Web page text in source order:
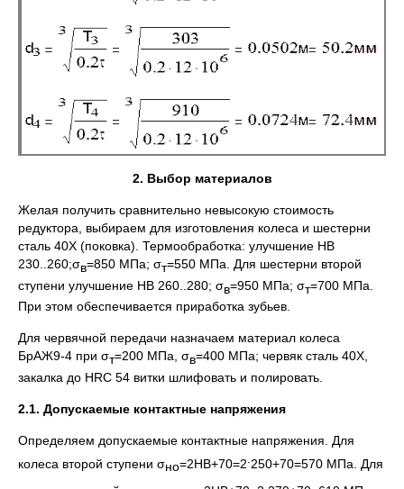
2. Выбор материалов
Желая получить сравнительно невысокую стоимость
редуктора, выбираем для изготовления колеса и шестерни
сталь 40Х (поковка). Термообработка: улучшение НВ
230..260;σв=850 МПа; σт=550 МПа. Для шестерни второй
ступени улучшение НВ 260..280; σв=950 МПа; σт=700 МПа.
При этом обеспечивается приработка зубьев.
Для червячной передачи назначаем материал колеса
БрАЖ9-4 при σт=200 МПа, σв=400 МПа; червяк сталь 40Х,
закалка до HRC 54 витки шлифовать и полировать.
2.1. Допускаемые контактные напряжения
Определяем допускаемые контактные напряжения. Для
колеса второй ступени σно=2НВ+70=2.250+70=570 МПа. Для